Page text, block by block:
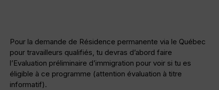
Pour la demande de Résidence permanente via le Québec
pour travailleurs qualifiés, tu devras d’abord faire
l’Evaluation préliminaire d’immigration pour voir si tu es
éligible à ce programme (attention évaluation à titre
informatif).